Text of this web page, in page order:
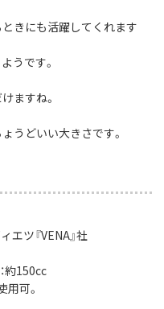
きにも活躍してくれます
うです。
ますね。
うどいい大きさです。
ツ『VENA』社
約150cc
可。